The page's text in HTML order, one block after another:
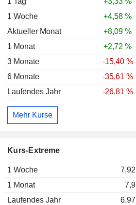
1 Woche
+4,58 %
Aktueller Monat
+8,09 %
1 Monat
+2,72 %
3 Monate
-15,40 %
6 Monate
-35,61 %
Laufendes Jahr
-26,81 %
Mehr Kurse
Kurs-Extreme
1 Woche 7,92
1 Monat
7,9
Laufendes Jahr
6,97